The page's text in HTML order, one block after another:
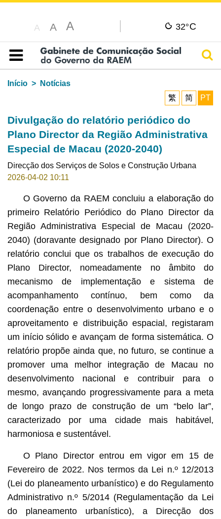
A A A 32°C
Índice
Início
Notícias
繁
简 PT
Divulgação do relatório periódico do
Plano Director da Região Administrativa
Especial de Macau (2020-2040)
Direcção dos Serviços de Solos e Construção Urbana
2026-04-02 10:11
O Governo da RAEM concluiu a elaboração do
primeiro Relatório Periódico do Plano Director da
Região Administrativa Especial de Macau (2020-
2040) (doravante designado por Plano Director). O
relatório conclui que os trabalhos de execução do
Plano Director, nomeadamente no âmbito do
mecanismo de implementação e sistema de
acompanhamento contínuo, bem como da
coordenação entre o desenvolvimento urbano e o
aproveitamento e distribuição espacial, registaram
um início sólido e avançam de forma sistemática. O
relatório propõe ainda que, no futuro, se continue a
promover uma melhor integração de Macau no
desenvolvimento nacional e contribuir para o
mesmo, avançando progressivamente para a meta
de longo prazo de construção de um “belo lar”,
caracterizado por uma cidade mais habitável,
harmoniosa e sustentável.
O Plano Director entrou em vigor em 15 de
Fevereiro de 2022. Nos termos da Lei n.º 12/2013
(Lei do planeamento urbanístico) e do Regulamento
Administrativo n.º 5/2014 (Regulamentação da Lei
do planeamento urbanístico), a Direcção dos